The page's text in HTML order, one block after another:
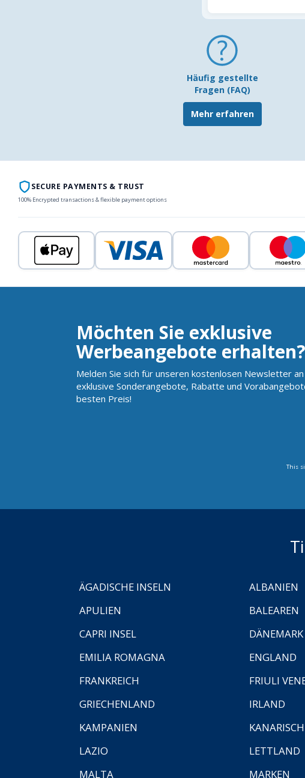
Häufig gestellte
Fragen (FAQ)
Mehr erfahren
SECURE PAYMENTS & TRUST
100% Encrypted transactions & flexible payment options
Möchten Sie exklusive
Werbeangebote erhalten?
Melden Sie sich für unseren kostenlosen Newsletter
exklusive Sonderangebote, Rabatte und
besten Preis!
This
ÄGADISCHE INSELN ALBANIEN
APULIEN
BALEAREN
CAPRI INSEL
DÄNEMARK
EMILIA ROMAGNA
ENGLAND
FRANKREICH
FRIULI
GRIECHENLAND
IRLAND
KAMPANIEN
LAZIO
LETTLAND
MALTA
MARKEN